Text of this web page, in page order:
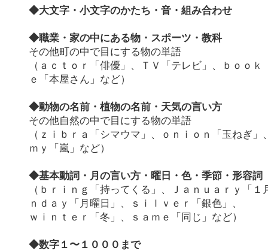
◆大文字・小文字のかたち・音・組み合わせ
◆職業・家の中にある物・スポーツ・教科
その他町の中で目にする物の単語
（ａｃｔｏｒ「俳優」、ＴＶ「テレビ」、ｂｏｏ
ｅ「本屋さん」など）
◆動物の名前・植物の名前・天気の言い方
その他自然の中で目にする物の単語
（ｚｉｂｒａ「シマウマ」、ｏｎｉｏｎ「玉ねぎ」
ｍｙ「嵐」など）
◆基本動詞・月の言い方・曜日・色・季節・形容詞
（ｂｒｉｎｇ「持ってくる」、Ｊａｎｕａｒｙ「１
ｎｄａｙ「月曜日」、ｓｉｌｖｅｒ「銀色」、
ｗｉｎｔｅｒ「冬」、ｓａｍｅ「同じ」など）
◆数字１〜１０００まで